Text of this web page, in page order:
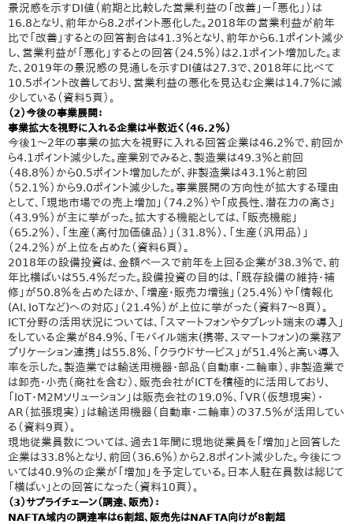
景況感を示すDI値（前期と比較した営業利益の「改善」－「悪化」）は
16.8となり、前年から8.2ポイント悪化した。2018年の営業利益が前年
比で「改善」するとの回答割合は41.3％となり、前年から6.1ポイント減少
し、営業利益が「悪化」するとの回答（24.5％）は2.1ポイント増加した。ま
た、2019年の景況感の見通しを示すDI値は27.3で、2018年に比べて
10.5ポイント改善しており、営業利益の悪化を見込む企業は14.7％に減
少している（資料5頁）。
（2）今後の事業展開：
事業拡大を視野に入れる企業は半数近く（46.2％）
今後1～2年の事業の拡大を視野に入れる回答企業は46.2％で、前回か
ら4.1ポイント減少した。産業別でみると、製造業は49.3％と前回
（48.8％）から0.5ポイント増加したが、非製造業は43.1％と前回
（52.1％）から9.0ポイント減少した。事業展開の方向性が拡大する理由
として、「現地市場での売上増加」（74.2％）や「成長性、潜在力の高さ」
（43.9％）が主に挙がった。拡大する機能としては、「販売機能」
（65.2％）、「生産（高付加価値品）」（31.8％）、「生産（汎用品）」
（24.2％）が上位を占めた（資料6頁）。
2018年の設備投資は、金額ベースで前年を上回る企業が38.3％で、前
年比横ばいは55.4％だった。設備投資の目的は、「既存設備の維持・補
修」が50.8％を占めたほか、「増産・販売力増強」（25.4％）や「情報化
(AI、IoTなど)への対応」（21.4％）が上位に挙がった（資料7～8頁）。
ICT分野の活用状況については、「スマートフォンやタブレット端末の導入」
をしている企業が84.9％、「モバイル端末(携帯、スマートフォン)の業務ア
プリケーション連携」は55.8％、「クラウドサービス」が51.4％と高い導入
率を示した。製造業では輸送用機器・部品（自動車・二輪車）、非製造業で
は卸売・小売（商社を含む）、販売会社がICTを積極的に活用しており、
「IoT・M2Mソリューション」は販売会社の19.0％、「VR（仮想現実）・
AR（拡張現実）」は輸送用機器（自動車・二輪車）の37.5％が活用してい
る（資料9頁）。
現地従業員数については、過去1年間に現地従業員を「増加」と回答した
企業は33.8％となり、前回（36.6％）から2.8ポイント減少した。今後につ
いては40.9％の企業が「増加」を予定している。日本人駐在員数は総じて
「横ばい」との回答になった（資料10頁）。
（3）サプライチェーン（調達、販売）：
NAFTA域内の調達率は6割超、販売先はNAFTA向けが8割超